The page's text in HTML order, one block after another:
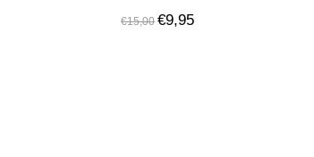
€15,00 €9,95